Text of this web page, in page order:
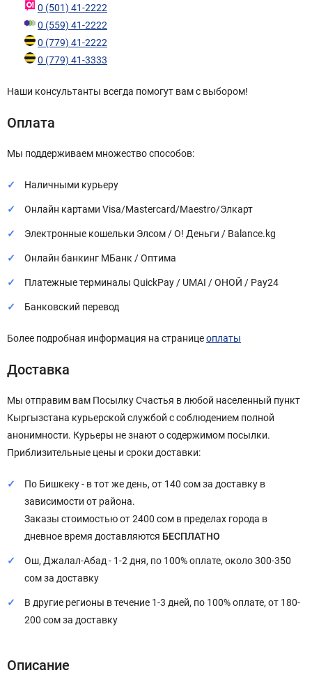
0 (501) 41-2222
0 (559) 41-2222
0 (779) 41-2222
0 (779) 41-3333
Наши консультанты всегда помогут вам с выбором!
Оплата
Мы поддерживаем множество способов:
Наличными курьеру
Онлайн картами Visa/Mastercard/Maestro/Элкарт
Электронные кошельки Элсом / О! Деньги / Balance.kg
Онлайн банкинг МБанк / Оптима
Платежные терминалы QuickPay / UMAI / ОНОЙ / Pay24
Банковский перевод
Более подробная информация на страницеоплаты
Доставка
Мы отправим вам Посылку Счастья в любой населенный пункт
Кыргызстана курьерской службой с соблюдением полной
анонимности. Курьеры не знают о содержимом посылки.
Приблизительные цены и сроки доставки:
По Бишкеку - в тот же день, от 140 сом за доставку в
зависимости от района.
Заказы стоимостью от 2400 сом в пределах города в
дневное время доставляются БЕСПЛАТНО
Ош, Джалал-Абад - 1-2 дня, по 100% оплате, около 300-350
сом за доставку
В другие регионы в течение 1-3 дней, по 100% оплате, от 180-
200 сом за доставку
Описание